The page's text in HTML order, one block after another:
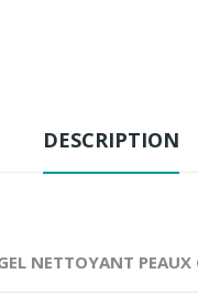
DESCRIPTION
NETTOYANT PEAUX